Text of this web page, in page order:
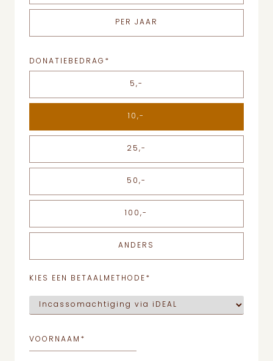
PER JAAR
DONATIEBEDRAG *
5,-
10,-
25,-
50,-
100,-
ANDERS
KIES EEN BETAALMETHODE *
VOORNAAM *